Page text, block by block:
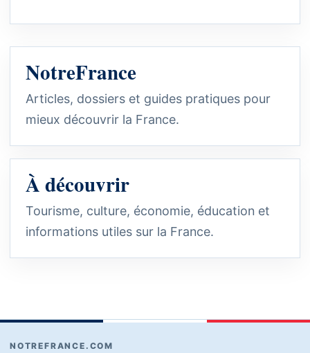
NotreFrance
Articles, dossiers et guides pratiques pour
mieux découvrir la France.
À découvrir
Tourisme, culture, économie, éducation et
informations utiles sur la France.
NOTREFRANCE.COM